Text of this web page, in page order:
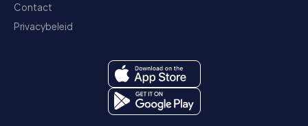
Contact
Privacybeleid